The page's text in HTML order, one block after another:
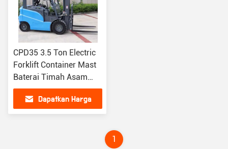
CPD35 3.5 Ton Electric
Forklift Container Mast
Baterai Timah Asam
Forklift
Dapatkan Harga
1